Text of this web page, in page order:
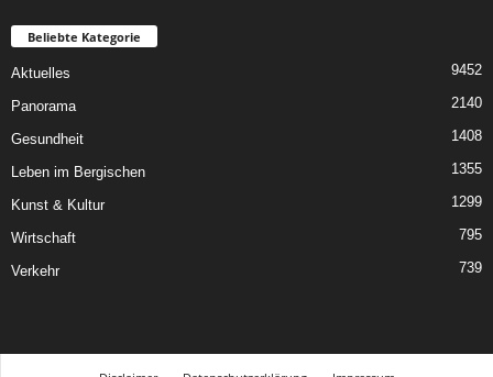
Beliebte Kategorie
Aktuelles 9452
Panorama 2140
Gesundheit 1408
Leben im Bergischen 1355
Kunst & Kultur 1299
Wirtschaft 795
Verkehr 739